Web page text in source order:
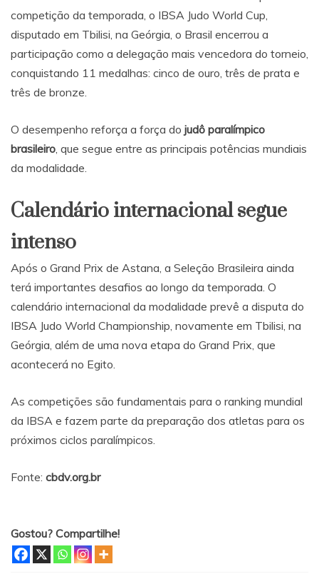
competição da temporada, o IBSA Judo World Cup,
disputado em Tbilisi, na Geórgia, o Brasil encerrou a
participação como a delegação mais vencedora do torneio,
conquistando 11 medalhas: cinco de ouro, três de prata e
três de bronze.
O desempenho reforça a força do judô paralímpico
brasileiro , que segue entre as principais potências mundiais
da modalidade.
Calendário internacional segue
intenso
Após o Grand Prix de Astana, a Seleção Brasileira ainda
terá importantes desafios ao longo da temporada. O
calendário internacional da modalidade prevê a disputa do
IBSA Judo World Championship, novamente em Tbilisi, na
Geórgia, além de uma nova etapa do Grand Prix, que
acontecerá no Egito.
As competições são fundamentais para o ranking mundial
da IBSA e fazem parte da preparação dos atletas para os
próximos ciclos paralímpicos.
Fonte: cbdv.org.br
Gostou? Compartilhe!